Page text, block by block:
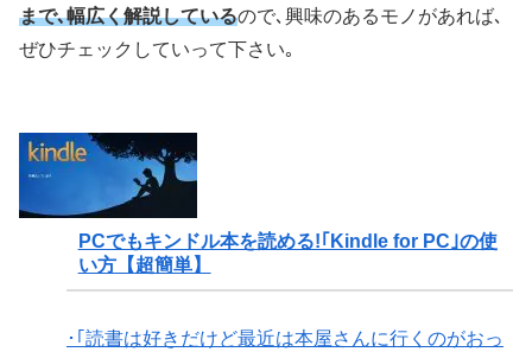
まで､幅広く解説しているので､興味のあるモノがあれば､
ぜひチェックしていって下さい｡
PCでもキンドル本を読める!｢Kindle for PC｣の使
い方【超簡単】
･｢読書は好きだけど最近は本屋さんに行くのがおっ